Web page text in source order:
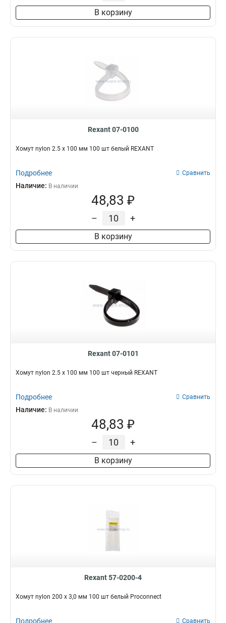
В корзину
Rexant 07-0100
Хомут nylon 2.5 х 100 мм 100 шт белый REXANT
Подробнее Сравнить
Наличие: В наличии
48,83 ₽
– +
В корзину
Rexant 07-0101
Хомут nylon 2.5 х 100 мм 100 шт черный REXANT
Подробнее Сравнить
Наличие: В наличии
48,83 ₽
– +
В корзину
Rexant 57-0200-4
Хомут nylon 200 х 3,0 мм 100 шт белый Proconnect
Подробнее Сравнить